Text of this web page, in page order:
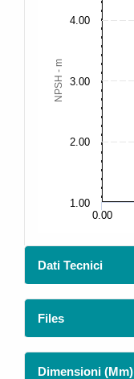
NPSH - m
0.00
1.00
2.00
3.00
4.00
Dati Tecnici
Files
Dimensioni (mm)